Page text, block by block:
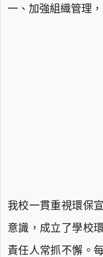
一、加強組織管理
我校一貫重視環保
意識，成立了學校
責任人常抓不懈。